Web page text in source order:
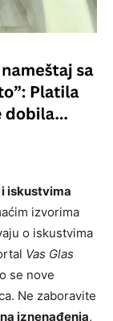
iskustvima
izvorima
o iskustvima
Vas Glas
se nove
Ne zaboravite
iznenađenja,